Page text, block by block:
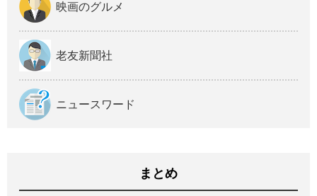
映画のグルメ
老友新聞社
ニュースワード
まとめ